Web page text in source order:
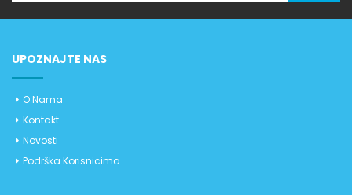
UPOZNAJTE NAS
O Nama
Kontakt
Novosti
Podrška Korisnicima